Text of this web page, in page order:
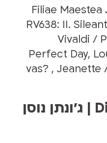
Filiae Maestea
RV638: II.
Vivaldi /
Perfect Day,
vas? , Jeanette